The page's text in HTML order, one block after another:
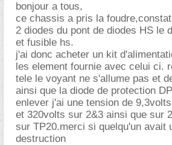
bonjour a tous,
ce chassis a pris la
2 diodes du pont de diodes HS le
et fusible hs.
j'ai donc acheter un kit
les element fournie avec celui ci.
tele le voyant ne s'allume pas et
ainsi que la diode de protection
enlever j'ai une tension de
et 320volts sur 2&3 ainsi que sur
sur TP20.merci si quelqu'un avait
destruction